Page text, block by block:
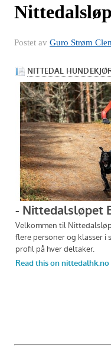
Postet av Guro Strøm